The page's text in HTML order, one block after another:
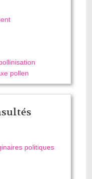
pollen
politiques